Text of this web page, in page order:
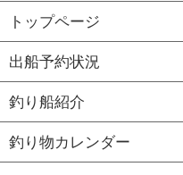
トップページ
出船予約状況
釣り船紹介
釣り物カレンダー